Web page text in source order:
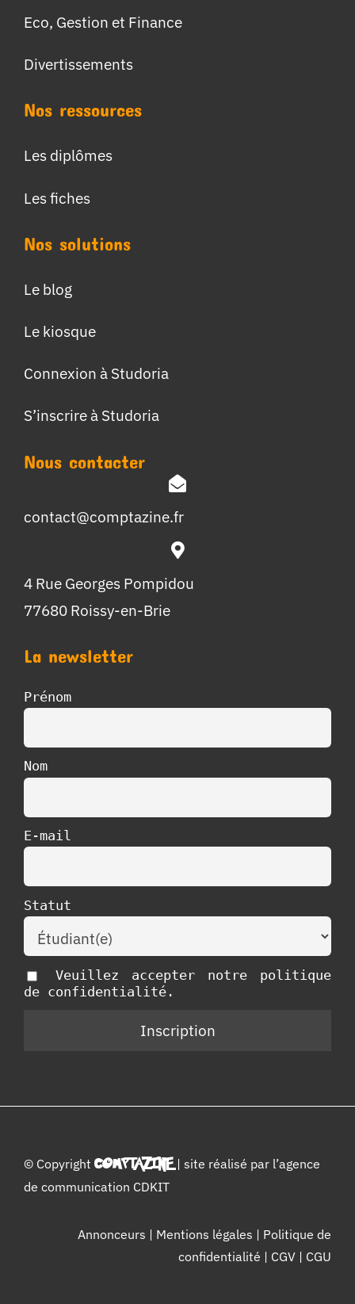
Eco, Gestion et Finance
Divertissements
Nos ressources
Les diplômes
Les fiches
Nos solutions
Le blog
Le kiosque
Connexion à Studoria
S’inscrire à Studoria
Nous contacter
contact@comptazine.fr
4 Rue Georges Pompidou
77680 Roissy-en-Brie
La newsletter
Prénom
Nom
E-mail
Statut
Veuillez accepter notre politique
de confidentialité.
© Copyright COMPTAZINE| site réalisé par l’agence
de communication CDKIT
Annonceurs | Mentions légales | Politique de
confidentialité | CGV | CGU